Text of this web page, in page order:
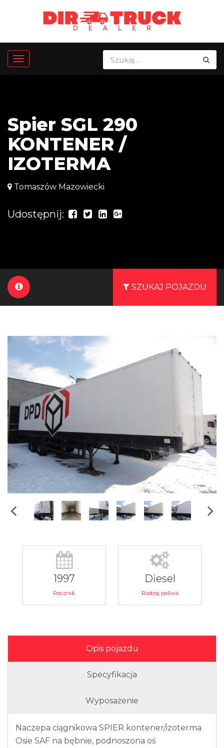
Spier SGL 290
KONTENER /
IZOTERMA
Tomaszów Mazowiecki
Udostępnij:
SZUKAJ POJAZDU
1997
Rocznik
Diesel
Rodzaj paliwa
Opis pojazdu
Specyfikacja
Wyposażenie
Naczepa ciągnikowa SPIER kontener/izoterma
Osie SAF na bębnie, podnoszona oś